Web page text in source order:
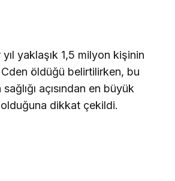
yaklaşık 1,5 milyon kişinin
öldüğü belirtilirken, bu
açısından en büyük
dikkat çekildi.